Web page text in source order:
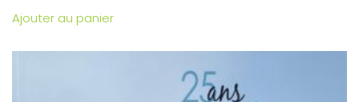
Ajouter au panier